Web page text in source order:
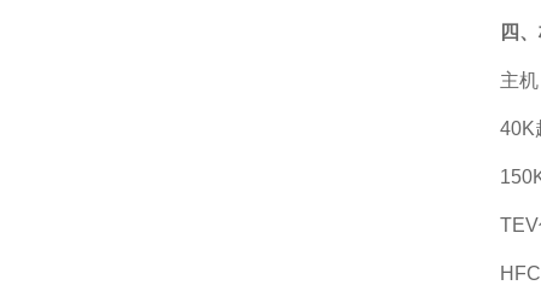
四
主
40K
TEV